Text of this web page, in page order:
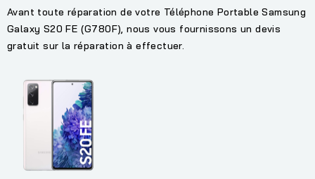
Avant toute réparation de votre Téléphone Portable Samsung
Galaxy S20 FE (G780F), nous vous fournissons un devis
gratuit sur la réparation à effectuer.